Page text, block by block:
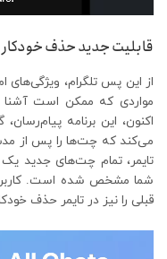
قابلیت جدید حذف خودکار
از این پس تلگرام،
مواردی که ممکن است آشنا
اکنون، این برنامه
می‌کند که چت‌ها را پس از
تایمر، تمام چت‌های جدید
شما مشخص شده است.
قبلی را نیز در تایمر حذف